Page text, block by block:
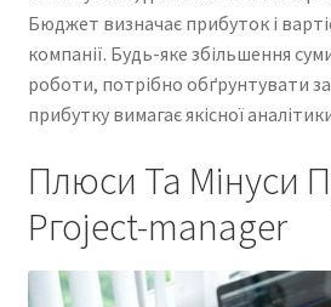
Бюджет визначає прибуток і
компанії. Будь-яке збільшення
роботи, потрібно обґрунтувати
прибутку вимагає якісної
Плюси Та Мінуси
Pгојесt-manager